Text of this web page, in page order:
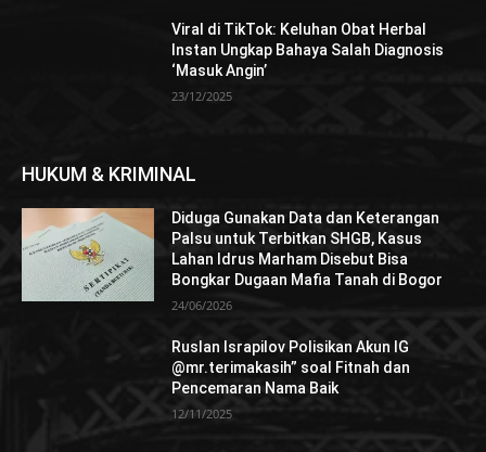
Viral di TikTok: Keluhan Obat Herbal
Instan Ungkap Bahaya Salah Diagnosis
‘Masuk Angin’
23/12/2025
HUKUM & KRIMINAL
Diduga Gunakan Data dan Keterangan
Palsu untuk Terbitkan SHGB, Kasus
Lahan Idrus Marham Disebut Bisa
Bongkar Dugaan Mafia Tanah di Bogor
24/06/2026
Ruslan Israpilov Polisikan Akun IG
@mr.terimakasih” soal Fitnah dan
Pencemaran Nama Baik
12/11/2025